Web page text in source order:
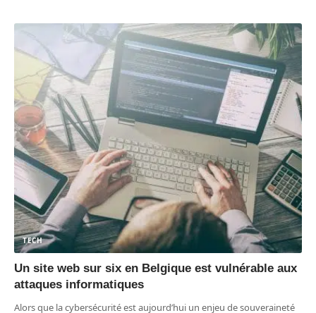
TECH
Un site web sur six en Belgique est vulnérable aux
attaques informatiques
Alors que la cybersécurité est aujourd’hui un enjeu de souveraineté